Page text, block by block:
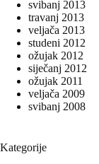
svibanj 2013
travanj 2013
veljača 2013
studeni 2012
ožujak 2012
siječanj 2012
ožujak 2011
veljača 2009
svibanj 2008
Kategorije